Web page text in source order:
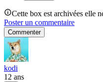
Cette box est archivées elle
Poster un commentaire
Commenter
kodi
12 ans